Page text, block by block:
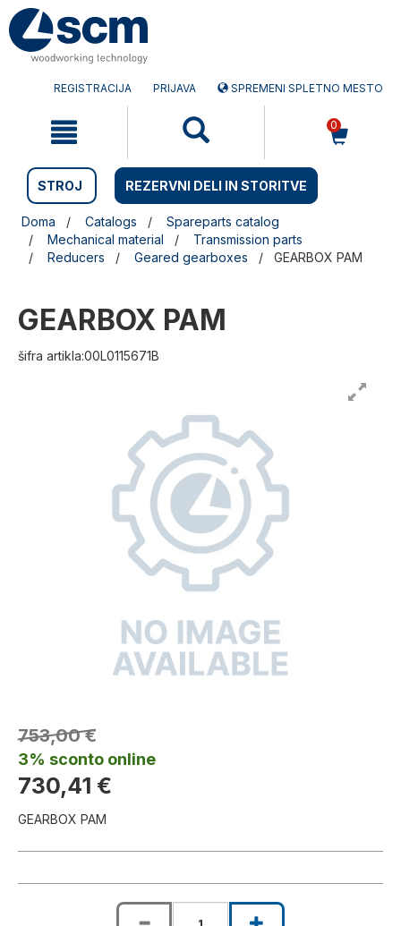
Preskočite
na
vsebino
Preskočite
na
navigacijski
REGISTRACIJA PRIJAVA SPREMENI SPLETNO MESTO
0
STROJ REZERVNI DELI IN STORITVE
Doma Catalogs
Spareparts catalog
Mechanical material
Transmission parts
Reducers
Geared gearboxes GEARBOX PAM
GEARBOX PAM
šifra artikla:00L0115671B
753,00 €
3% sconto online
730,41 €
GEARBOX PAM